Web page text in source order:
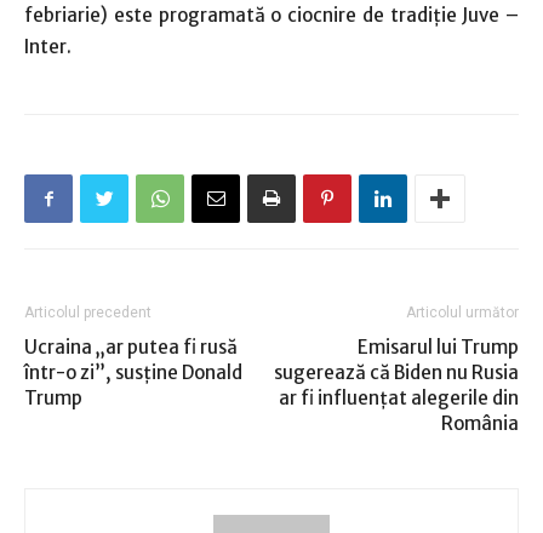
febriarie) este programată o ciocnire de tradiţie Juve –
Inter.
Articolul precedent
Ucraina „ar putea fi rusă
într-o zi”, susţine Donald
Trump
Articolul următor
Emisarul lui Trump
sugerează că Biden nu Rusia
ar fi influenţat alegerile din
România